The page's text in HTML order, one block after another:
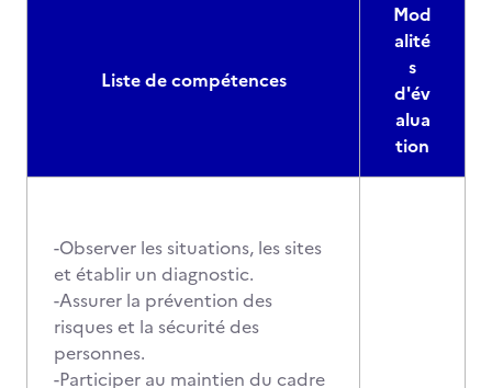
Liste de compétences
Mod
alité
s
d'év
alua
tion
-Observer les situations, les sites
et établir un diagnostic.
-Assurer la prévention des
risques et la sécurité des
personnes.
-Participer au maintien du cadre